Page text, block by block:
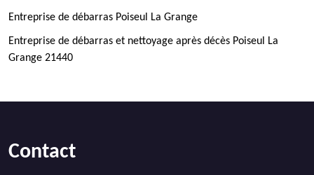
Entreprise de débarras Poiseul La Grange
Entreprise de débarras et nettoyage après décès Poiseul La
Grange 21440
Contact